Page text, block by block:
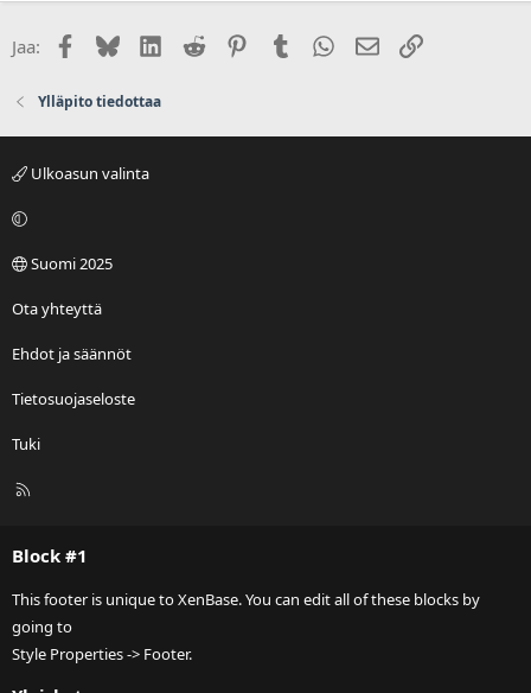
Jaa: Facebook
BlueskyLinkedIn
Reddit PinterestTumblr WhatsApp
Sähköposti
Linkki
Ylläpito tiedottaa
Ulkoasun valinta
Suomi 2025
Ota yhteyttä
Ehdot ja säännöt
Tietosuojaseloste
Tuki
R
Block #1
This footer is unique to XenBase. You can edit all of these blocks by
going to
Style Properties -> Footer.